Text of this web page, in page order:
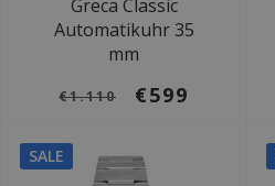
Greca Classic
Automatikuhr 35
mm
€1.110 €599
SALE